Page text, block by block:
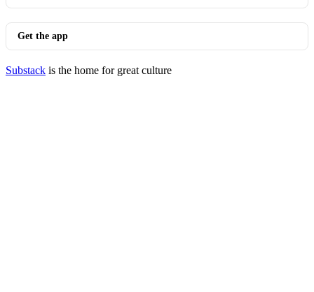
Get the app
Substack is the home for great culture